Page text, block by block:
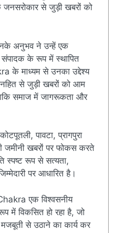
से जुड़ी खबरों को
अनुभव ने उन्हें एक
के रूप में स्थापित
के माध्यम से उनका उद्देश्य
से जुड़ी खबरों को आम
समाज में जागरूकता और
पावटा, प्रागपुरा
जमीनी खबरों पर फोकस करते
स्पष्ट रूप से सत्यता,
पर आधारित है।
एक विश्वसनीय
में विकसित हो रहा है, जो
से उठाने का कार्य कर